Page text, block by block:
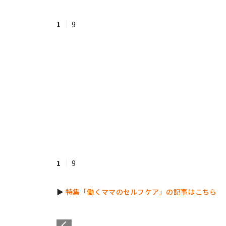
1 9
1 9
▶︎ 特集「働くママのセルフケア」の記事はこちら